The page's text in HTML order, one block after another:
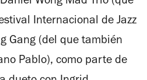
Internacional de Jazz
Gang (del que también
Pablo), como parte de